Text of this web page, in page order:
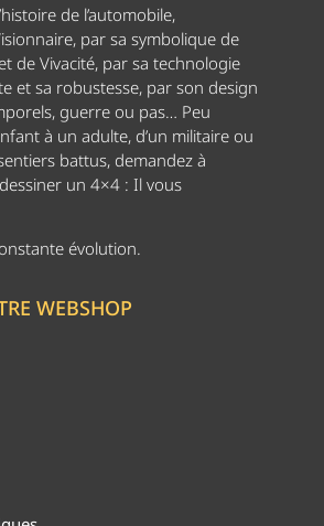
de l’automobile,
par sa symbolique de
de Vivacité, par sa technologie
et sa robustesse, par son design
guerre ou pas… Peu
à un adulte, d’un militaire ou
battus, demandez à
un 4×4 : Il vous
évolution.
WEBSHOP